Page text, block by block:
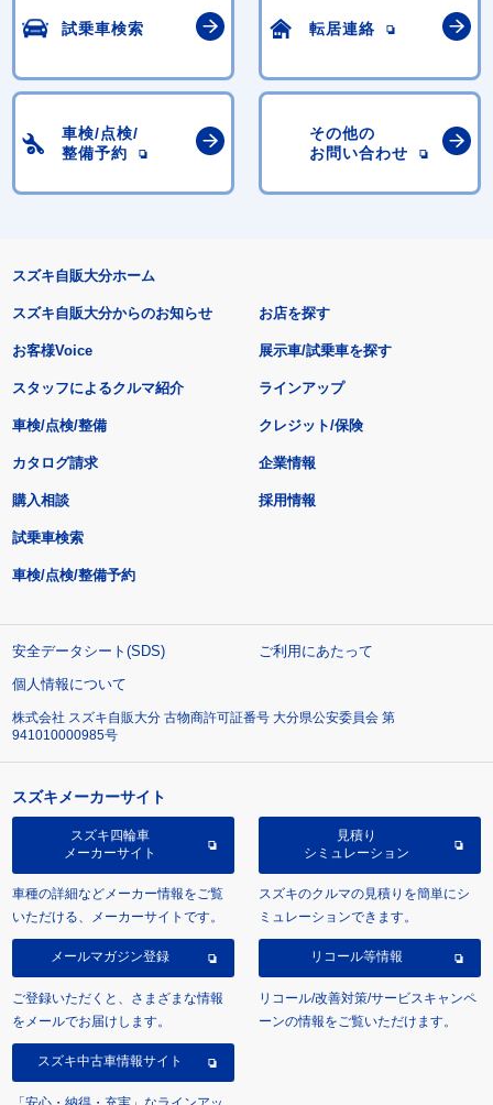
試乗車検索 転居連絡
車検/点検/
整備予約
その他の
お問い合わせ
スズキ自販大分ホーム
スズキ自販大分からのお知らせ
お客様Voice
スタッフによるクルマ紹介
お店を探す
展示車/試乗車を探す
ラインアップ
車検/点検/整備 クレジット/保険
カタログ請求
購入相談
試乗車検索
車検/点検/整備予約
企業情報
採用情報
安全データシート(SDS)
ご利用にあたって
個人情報について
株式会社 スズキ自販大分 古物商許可証番号 大分県公安委員会 第
941010000985号
スズキメーカーサイト
スズキ四輪車
メーカーサイト
車種の詳細などメーカー情報をご覧
いただける、メーカーサイトです。
見積り
シミュレーション
スズキのクルマの見積りを簡単にシ
ミュレーションできます。
メールマガジン登録
ご登録いただくと、さまざまな情報
をメールでお届けします。
リコール等情報
リコール/改善対策/サービスキャンペ
ーンの情報をご覧いただけます。
スズキ中古車情報サイト